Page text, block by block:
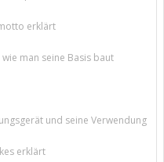
erklärt
man seine Basis baut
und seine Verwendung
erklärt